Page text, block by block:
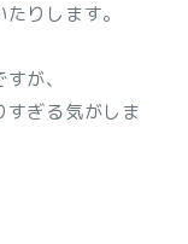
りします。
が、
ぎる気がしま